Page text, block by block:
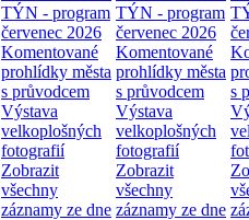
TÝN - program
červenec 2026
Komentované
prohlídky města
s průvodcem
Výstava
velkoplošných
fotografií
Zobrazit
všechny
záznamy ze dne
TÝN - program
červenec 2026
Komentované
prohlídky města
s průvodcem
Výstava
velkoplošných
fotografií
Zobrazit
všechny
záznamy ze dne
s